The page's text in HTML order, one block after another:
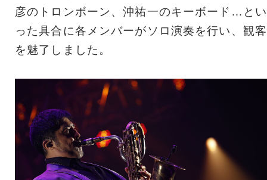
彦のトロンボーン、沖祐一のキーボード…とい
った具合に各メンバーがソロ演奏を行い、観客
を魅了しました。